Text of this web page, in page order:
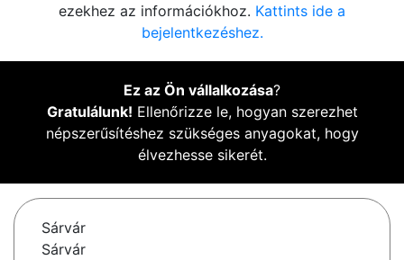
ezekhez az információkhoz. Kattints ide a
bejelentkezéshez.
Ez az Ön vállalkozása?
Gratulálunk! Ellenőrizze le, hogyan szerezhet
népszerűsítéshez szükséges anyagokat, hogy
élvezhesse sikerét.
Sárvár
Sárvár